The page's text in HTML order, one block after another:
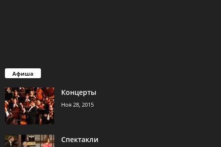
Афиша
Концерты
Ноя 28, 2015
Спектакли